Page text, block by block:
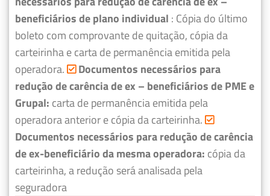
beneficiários de plano individual : Cópia do último
boleto com comprovante de quitação, cópia da
carteirinha e carta de permanência emitida pela
operadora.
Documentos necessários para
redução de carência de ex – beneficiários de PME e
Grupal: carta de permanência emitida pela
operadora anterior e cópia da carteirinha.
Documentos necessários para redução de carência
de ex-beneficiário da mesma operadora: cópia da
carteirinha, a redução será analisada pela
seguradora